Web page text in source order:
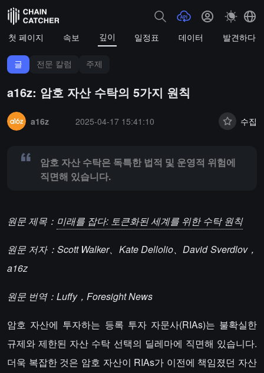
첫 페이지 속보 깊이 일정표 데이터 발견하다
글 전문 칼럼 주제
a16z: 암호 자산 수탁의 5가지 원칙
a16z
2025-04-17 15:41:10 수집
암호 자산 수탁은 독특한 법적 및 운영적 위험에
직면해 있습니다.
원문 제목： 미래를 잡다: 토큰화된 세계를 위한 수탁 원칙
원문 저자：Scott Walker、Kate Dellolio、David Sverdlov，
a16z
원문 번역：Luffy，Foresight News
암호 자산에 투자하는 등록 투자 자문사(RIAs)는 불확실한
규제와 제한된 자산 수탁 선택의 딜레마에 직면해 있습니다.
더욱 복잡한 것은 암호 자산이 RIAs가 이전에 책임졌던 자산